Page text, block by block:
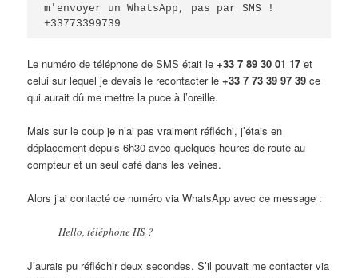
m'envoyer un WhatsApp, pas par SMS !
+33773399739
Le numéro de téléphone de SMS était le+33 7 89 30 01 17 et
celui sur lequel je devais le recontacter le+33 7 73 39 97 39 ce
qui aurait dû me mettre la puce à l’oreille.
Mais sur le coup je n’ai pas vraiment réfléchi, j’étais en
déplacement depuis 6h30 avec quelques heures de route au
compteur et un seul café dans les veines.
Alors j’ai contacté ce numéro via WhatsApp avec ce message :
Hello, téléphone HS ?
J’aurais pu réfléchir deux secondes. S’il pouvait me contacter via